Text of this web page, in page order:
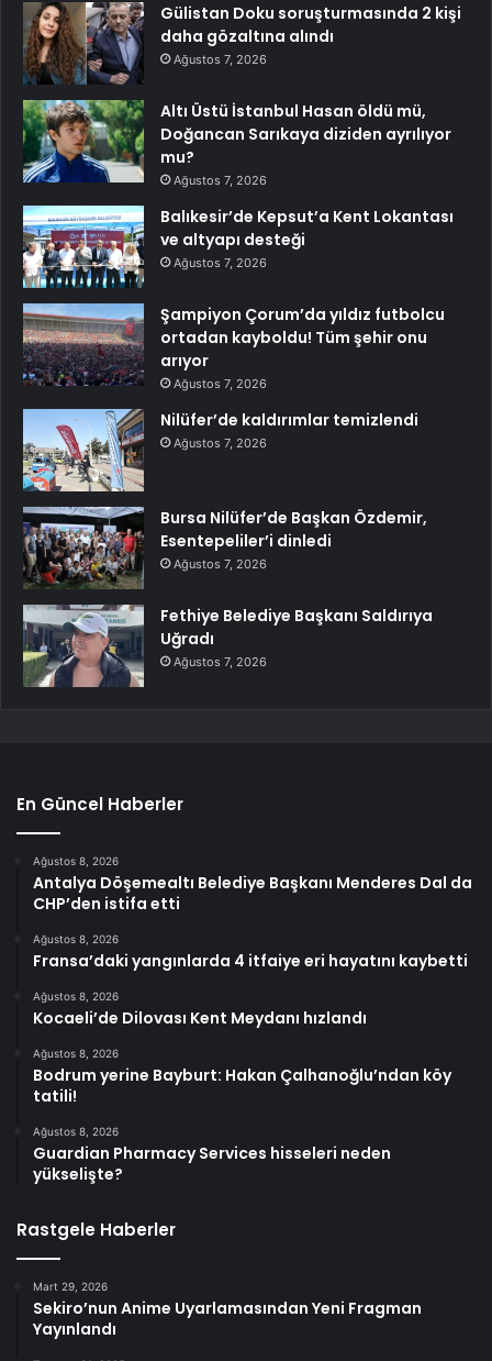
Gülistan Doku soruşturmasında 2 kişi
daha gözaltına alındı
Ağustos 7, 2026
Altı Üstü İstanbul Hasan öldü mü,
Doğancan Sarıkaya diziden ayrılıyor
mu?
Ağustos 7, 2026
Balıkesir’de Kepsut’a Kent Lokantası
ve altyapı desteği
Ağustos 7, 2026
Şampiyon Çorum’da yıldız futbolcu
ortadan kayboldu! Tüm şehir onu
arıyor
Ağustos 7, 2026
Nilüfer’de kaldırımlar temizlendi
Ağustos 7, 2026
Bursa Nilüfer’de Başkan Özdemir,
Esentepeliler’i dinledi
Ağustos 7, 2026
Fethiye Belediye Başkanı Saldırıya
Uğradı
Ağustos 7, 2026
En Güncel Haberler
Ağustos 8, 2026
Antalya Döşemealtı Belediye Başkanı Menderes Dal da
CHP’den istifa etti
Ağustos 8, 2026
Fransa’daki yangınlarda 4 itfaiye eri hayatını kaybetti
Ağustos 8, 2026
Kocaeli’de Dilovası Kent Meydanı hızlandı
Ağustos 8, 2026
Bodrum yerine Bayburt: Hakan Çalhanoğlu’ndan köy
tatili!
Ağustos 8, 2026
Guardian Pharmacy Services hisseleri neden
yükselişte?
Rastgele Haberler
Mart 29, 2026
Sekiro’nun Anime Uyarlamasından Yeni Fragman
Yayınlandı